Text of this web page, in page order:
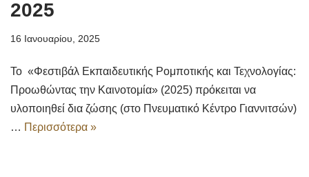
2025
16 Ιανουαρίου, 2025
Το «Φεστιβάλ Εκπαιδευτικής Ρομποτικής και Τεχνολογίας:
Προωθώντας την Καινοτομία» (2025) πρόκειται να
υλοποιηθεί δια ζώσης (στο Πνευματικό Κέντρο Γιαννιτσών)
… Περισσότερα »